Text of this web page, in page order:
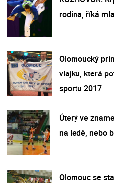
rodina, říká
Olomoucký
vlajku, která
sportu 2017
Úterý ve
na ledě, nebo
Olomouc se